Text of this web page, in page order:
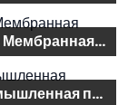
Антитеррористическая служба – Мембранная система затенения
Мембранная конструкция – Промышленная палата Эскишехира